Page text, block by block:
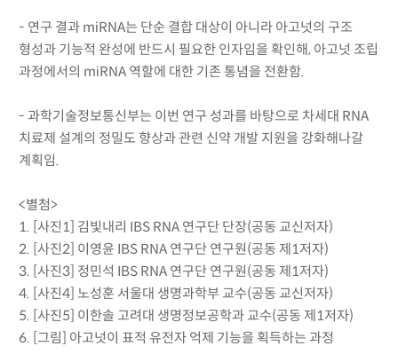
- 연구 결과 miRNA는 단순 결합 대상이 아니라 아고넛의 구조
형성과 기능적 완성에 반드시 필요한 인자임을 확인해, 아고넛 조립
과정에서의 miRNA 역할에 대한 기존 통념을 전환함.
- 과학기술정보통신부는 이번 연구 성과를 바탕으로 차세대 RNA
치료제 설계의 정밀도 향상과 관련 신약 개발 지원을 강화해나갈
계획임.
<별첨>
1. [사진1] 김빛내리 IBS RNA 연구단 단장(공동 교신저자)
2. [사진2] 이영윤 IBS RNA 연구단 연구원(공동 제1저자)
3. [사진3] 정민석 IBS RNA 연구단 연구원(공동 제1저자)
4. [사진4] 노성훈 서울대 생명과학부 교수(공동 교신저자)
5. [사진5] 이한솔 고려대 생명정보공학과 교수(공동 제1저자)
6. [그림] 아고넛이 표적 유전자 억제 기능을 획득하는 과정